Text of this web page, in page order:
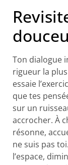
Ton dialogue
rigueur la
essaie
que tes
sur un
accrocher. À
résonne,
ne suis pas
l’espace,